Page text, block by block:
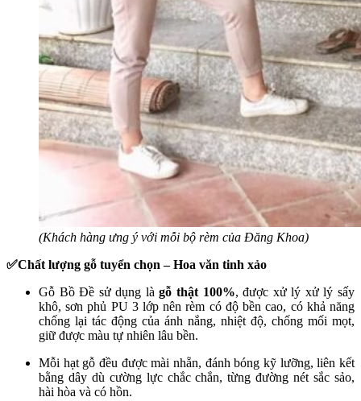
(Khách hàng ưng ý với mỗi bộ rèm của Đăng Khoa)
✅Chất lượng gỗ tuyển chọn – Hoa văn tinh xảo
Gỗ Bồ Đề sử dụng làgỗ thật 100%, được xử lý xử lý sấy
khô, sơn phủ PU 3 lớp nên rèm có độ bền cao, có khả năng
chống lại tác động của ánh nắng, nhiệt độ, chống mối mọt,
giữ được màu tự nhiên lâu bền.
Mỗi hạt gỗ đều được mài nhẵn, đánh bóng kỹ lưỡng, liên kết
bằng dây dù cường lực chắc chắn, từng đường nét sắc sảo,
hài hòa và có hồn.